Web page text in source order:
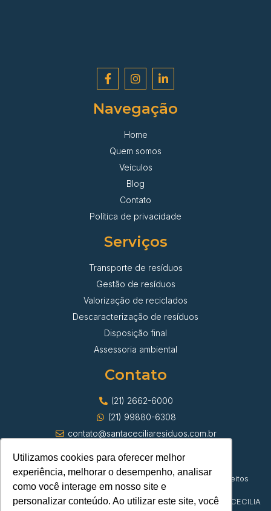
Utilizamos cookies para oferecer melhor
experiência, melhorar o desempenho, analisar
como você interage em nosso site e
personalizar conteúdo. Ao utilizar este site, você
Navegação
Home
Quem somos
Veículos
Blog
Contato
Política de privacidade
Serviços
Transporte de resíduos
Gestão de resíduos
Valorização de reciclados
Descaracterização de resíduos
Disposição final
Assessoria ambiental
Contato
(21) 2662-6000
(21) 99880-6308
contato@santaceciliaresiduos.com.br
© Santa Cecília Transporte de Resíduos | Todos os direitos
reservados
CNPJ 42.382.879/0001-23 | DEPOSITO DE PAPEL SANTA CECILIA